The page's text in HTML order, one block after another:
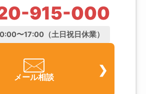
915-000
〜17:00（土日祝日休業）
メール相談